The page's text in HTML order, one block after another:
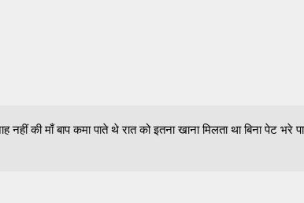
की माँ बाप कमा पाते थे रात को इतना खाना मिलता था बिना पेट भरे